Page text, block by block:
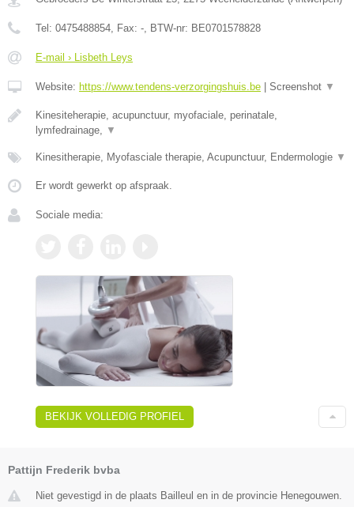
Tel: 0475488854 , Fax: - , BTW-nr: BE0701578828
E-mail › Lisbeth Leys
Website: https://www.tendens-verzorgingshuis.be | Screenshot ▼
Kinesiteherapie, acupunctuur, myofaciale, perinatale,
lymfedrainage,
▼
Kinesitherapie, Myofasciale therapie, Acupunctuur, Endermologie ▼
Er wordt gewerkt op afspraak.
Sociale media:
BEKIJK VOLLEDIG PROFIEL
Pattijn Frederik bvba
Niet gevestigd in de plaats Bailleul en in de provincie Henegouwen.